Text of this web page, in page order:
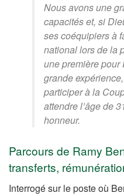
Nous avons une
capacités et, si
ses coéquipiers à
national lors de la
une première pour
grande
participer à la
attendre l’âge de
honneur.
Parcours de Ramy
transferts,
Interrogé sur le poste où